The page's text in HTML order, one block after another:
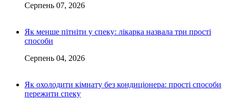
Серпень 07, 2026
Як менше пітніти у спеку: лікарка назвала три прості
способи
Серпень 04, 2026
Як охолодити кімнату без кондиціонера: прості способи
пережити спеку